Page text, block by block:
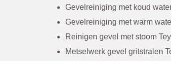
Gevelreiniging met koud
Gevelreiniging met warm
Reinigen gevel met stoom
Metselwerk gevel gritstralen